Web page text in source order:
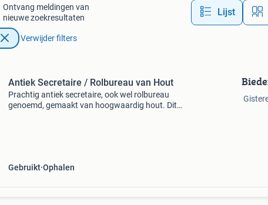
Ontvang meldingen van
nieuwe zoekresultaten
Lijst
Verwijder filters
Antiek Secretaire / Rolbureau van Hout
Prachtig antiek secretaire, ook wel rolbureau
genoemd, gemaakt van hoogwaardig hout. Dit
Gebruikt Ophalen